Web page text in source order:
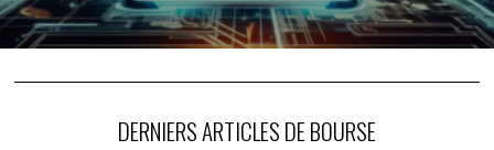
DERNIERS ARTICLES DE BOURSE